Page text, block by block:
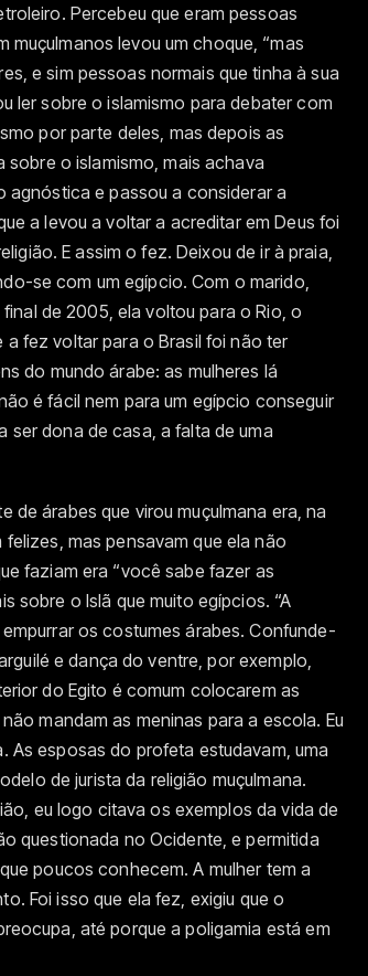
Percebeu que eram pessoas
muçulmanos levou um choque, “mas
e sim pessoas normais que tinha à sua
ler sobre o islamismo para debater com
por parte deles, mas depois as
sobre o islamismo, mais achava
agnóstica e passou a considerar a
a levou a voltar a acreditar em Deus foi
E assim o fez. Deixou de ir à praia,
se com um egípcio. Com o marido,
de 2005, ela voltou para o Rio, o
a fez voltar para o Brasil foi não ter
do mundo árabe: as mulheres lá
é fácil nem para um egípcio conseguir
ser dona de casa, a falta de uma
árabes que virou muçulmana era, na
mas pensavam que ela não
faziam era “você sabe fazer as
sobre o Islã que muito egípcios. “A
os costumes árabes. Confunde-
e dança do ventre, por exemplo,
do Egito é comum colocarem as
mandam as meninas para a escola. Eu
As esposas do profeta estudavam, uma
de jurista da religião muçulmana.
eu logo citava os exemplos da vida de
questionada no Ocidente, e permitida
poucos conhecem. A mulher tem a
Foi isso que ela fez, exigiu que o
até porque a poligamia está em